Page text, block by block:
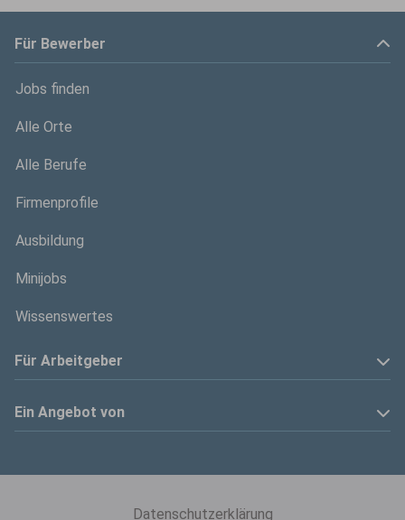
Für Bewerber
Jobs finden
Alle Orte
Alle Berufe
Firmenprofile
Ausbildung
Minijobs
Wissenswertes
Für Arbeitgeber
Anzeige schalten
Ein Angebot von
Datenschutzerklärung